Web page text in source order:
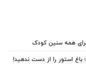
همه سنین کودک
باغ استور را از دست ندهید!